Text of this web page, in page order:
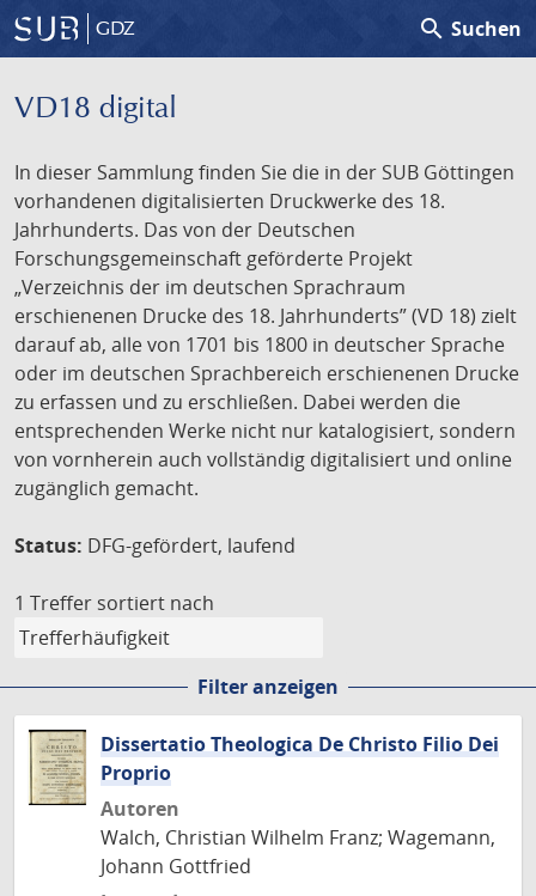
GDZ search Suchen
VD18 digital
In dieser Sammlung finden Sie die in der SUB Göttingen
vorhandenen digitalisierten Druckwerke des 18.
Jahrhunderts. Das von der Deutschen
Forschungsgemeinschaft geförderte Projekt
„Verzeichnis der im deutschen Sprachraum
erschienenen Drucke des 18. Jahrhunderts” (VD 18) zielt
darauf ab, alle von 1701 bis 1800 in deutscher Sprache
oder im deutschen Sprachbereich erschienenen Drucke
zu erfassen und zu erschließen. Dabei werden die
entsprechenden Werke nicht nur katalogisiert, sondern
von vornherein auch vollständig digitalisiert und online
zugänglich gemacht.
Status: DFG-gefördert, laufend
1 Treffer sortiert nach
Filter anzeigen
Dissertatio Theologica De Christo Filio Dei
Proprio
Autoren
Walch, Christian Wilhelm Franz; Wagemann,
Johann Gottfried